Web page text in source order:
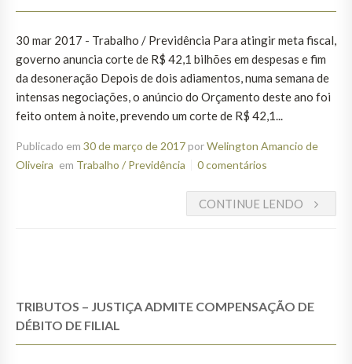
30 mar 2017 - Trabalho / Previdência Para atingir meta fiscal,
governo anuncia corte de R$ 42,1 bilhões em despesas e fim
da desoneração Depois de dois adiamentos, numa semana de
intensas negociações, o anúncio do Orçamento deste ano foi
feito ontem à noite, prevendo um corte de R$ 42,1...
Publicado em 30 de março de 2017porWelington Amancio de
Oliveira em Trabalho / Previdência 0 comentários
CONTINUE LENDO
TRIBUTOS – JUSTIÇA ADMITE COMPENSAÇÃO DE
DÉBITO DE FILIAL